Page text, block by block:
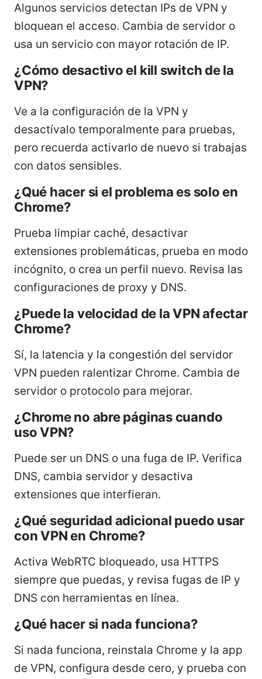
Algunos servicios detectan IPs de VPN y
bloquean el acceso. Cambia de servidor o
usa un servicio con mayor rotación de IP.
¿Cómo desactivo el kill switch de la
VPN?
Ve a la configuración de la VPN y
desactívalo temporalmente para pruebas,
pero recuerda activarlo de nuevo si trabajas
con datos sensibles.
¿Qué hacer si el problema es solo en
Chrome?
Prueba limpiar caché, desactivar
extensiones problemáticas, prueba en modo
incógnito, o crea un perfil nuevo. Revisa las
configuraciones de proxy y DNS.
¿Puede la velocidad de la VPN afectar
Chrome?
Sí, la latencia y la congestión del servidor
VPN pueden ralentizar Chrome. Cambia de
servidor o protocolo para mejorar.
¿Chrome no abre páginas cuando
uso VPN?
Puede ser un DNS o una fuga de IP. Verifica
DNS, cambia servidor y desactiva
extensiones que interfieran.
¿Qué seguridad adicional puedo usar
con VPN en Chrome?
Activa WebRTC bloqueado, usa HTTPS
siempre que puedas, y revisa fugas de IP y
DNS con herramientas en línea.
¿Qué hacer si nada funciona?
Si nada funciona, reinstala Chrome y la app
de VPN, configura desde cero, y prueba con